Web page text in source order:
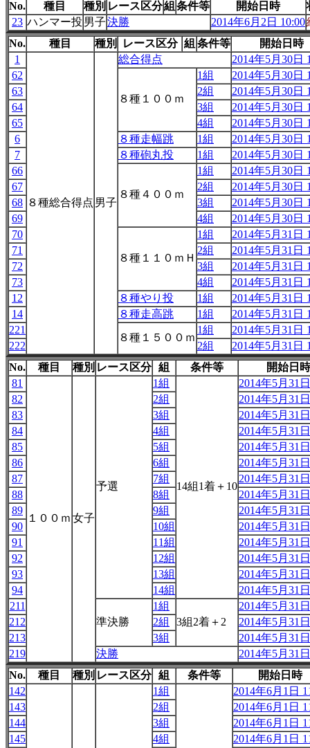
No. 種目 種別 レース区分組 条件等 開始日時
23 ハンマー投 男子決勝 2014年6月2日 10:00
No.
種目 種別 レース区分 組 条件等
開始日時
1
８種総合得点 男子
総合得点
2014年5月30日
62
８種１００ｍ
1組
2014年5月30日
63
2組
2014年5月30日
64
3組
2014年5月30日
65
4組
2014年5月30日
6
８種走幅跳 1組
2014年5月30日
7
８種砲丸投 1組
2014年5月30日
66
８種４００ｍ
1組
2014年5月30日
67
2組
2014年5月30日
68
3組
2014年5月30日
69
4組
2014年5月30日
70
８種１１０ｍＨ
1組
2014年5月31日
71
2組
2014年5月31日
72
3組
2014年5月31日
73
4組
2014年5月31日
12
８種やり投 1組
2014年5月31日
14
８種走高跳 1組
2014年5月31日
221
８種１５００ｍ
1組
2014年5月31日
222
2組
2014年5月31日
No.
種目 種別 レース区分 組 条件等
開始日時
81
１００ｍ 女子
予選
1組
14組1着＋10
2014年5月31
82
2組
2014年5月31
83
3組
2014年5月31
84
4組
2014年5月31
85
5組
2014年5月31
86
6組
2014年5月31
87
7組
2014年5月31
88
8組
2014年5月31
89
9組
2014年5月31
90
10組
2014年5月31
91
11組
2014年5月31
92
12組
2014年5月31
93
13組
2014年5月31
94
14組
2014年5月31
211
準決勝
1組
3組2着＋2
2014年5月31
212
2組
2014年5月31
213
3組
2014年5月31
219
決勝
2014年5月31
No.
種目 種別 レース区分 組 条件等
開始日時
142
1組
2014年6月1日
143
2組
2014年6月1日
144
3組
2014年6月1日
145
4組
2014年6月1日